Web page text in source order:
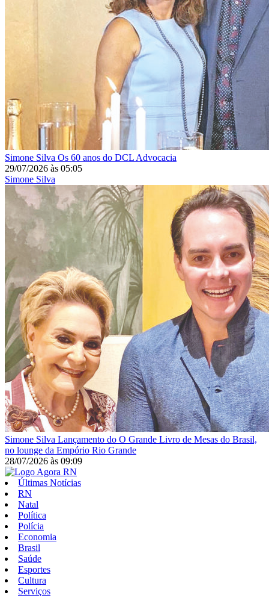
Simone Silva Os 60 anos do DCL Advocacia
29/07/2026 às 05:05
Simone Silva
Simone Silva Lançamento do O Grande Livro de Mesas do Brasil,
no lounge da Empório Rio Grande
28/07/2026 às 09:09
Últimas Notícias
RN
Natal
Política
Polícia
Economia
Brasil
Saúde
Esportes
Cultura
Serviços